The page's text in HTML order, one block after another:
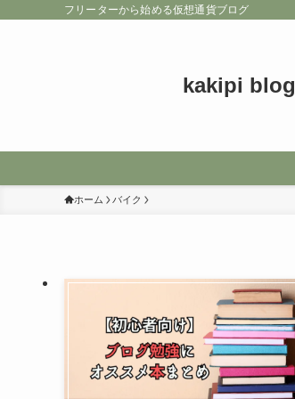
フリーターから始める仮想通貨ブログ
kakipi blog
ホーム バイク